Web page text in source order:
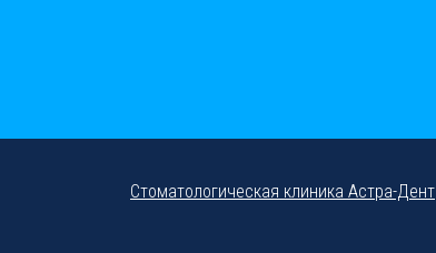
Стоматологическая клиника Астра-Дент